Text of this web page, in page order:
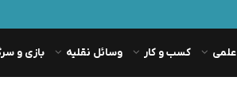
علمی کسب و کار وسائل نقلیه بازی و